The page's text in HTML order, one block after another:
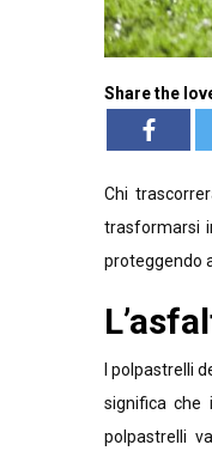
Share the
Chi
trasformarsi
proteggendo
I polpastrelli
significa che
polpastrelli